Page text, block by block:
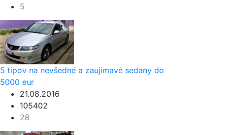
5
5 tipov na nevšedné a zaujímavé sedany do
5000 eur
21.08.2016
105402
28